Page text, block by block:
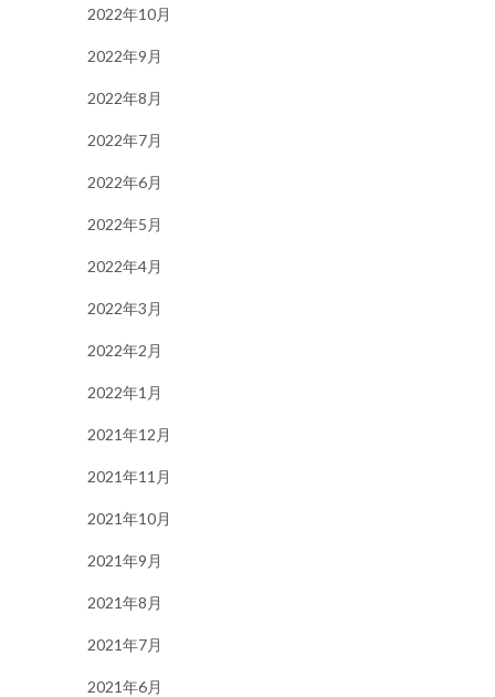
2022年10月
2022年9月
2022年8月
2022年7月
2022年6月
2022年5月
2022年4月
2022年3月
2022年2月
2022年1月
2021年12月
2021年11月
2021年10月
2021年9月
2021年8月
2021年7月
2021年6月